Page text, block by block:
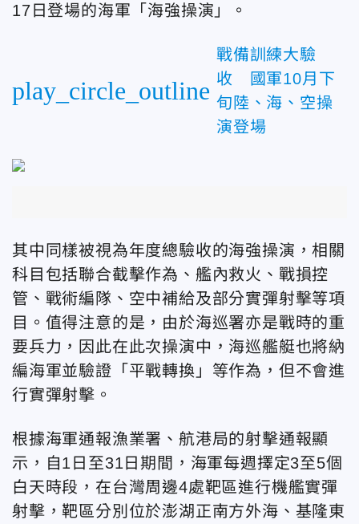
17日登場的海軍「海強操演」。
play_circle_outline
戰備訓練大驗
收 國軍10月下
旬陸、海、空操
演登場
其中同樣被視為年度總驗收的海強操演，相關
科目包括聯合截擊作為、艦內救火、戰損控
管、戰術編隊、空中補給及部分實彈射擊等項
目。值得注意的是，由於海巡署亦是戰時的重
要兵力，因此在此次操演中，海巡艦艇也將納
編海軍並驗證「平戰轉換」等作為，但不會進
行實彈射擊。
根據海軍通報漁業署、航港局的射擊通報顯
示，自1日至31日期間，海軍每週擇定3至5個
白天時段，在台灣周邊4處靶區進行機艦實彈
射擊，靶區分別位於澎湖正南方外海、基隆東